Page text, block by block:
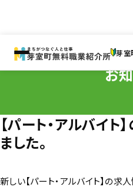
芽室
お
【パート・アルバイ
ました。
新しい【パート・アルバイト】の求